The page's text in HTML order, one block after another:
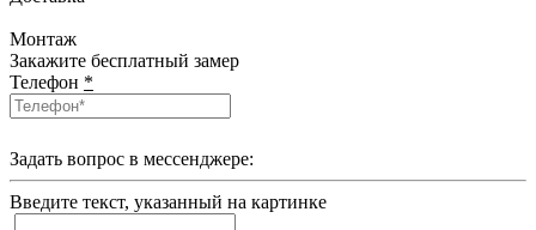
Монтаж
Закажите бесплатный замер
Телефон *
Задать вопрос в мессенджере:
Введите текcт, указанный на картинке